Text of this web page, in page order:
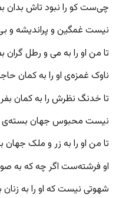
چی‌ست کو را نبود تاش بدان
نیست غمگین و پراندیشه
تا من او را به می و رطل گران
ناوک غمزه‌ی او را به کمان
تا خدنگ نظرش را به کمان
نیست محبوس جهان بسته‌ی
تا من او را به زر و ملک جهان
او فرشته‌ست اگر چه که به
شهوتی نیست که او را به زنان